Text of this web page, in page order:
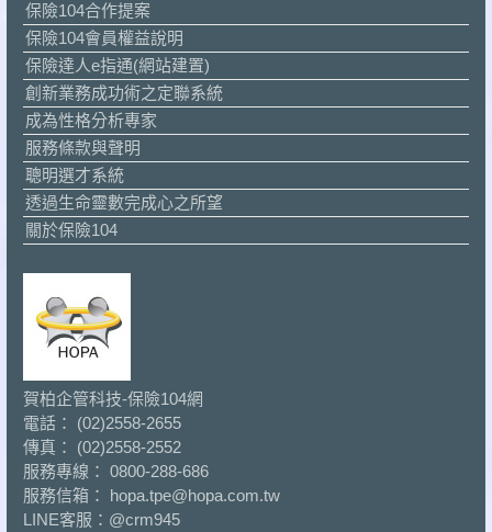
保險104合作提案
保險104會員權益說明
保險達人e指通(網站建置)
創新業務成功術之定聯系統
成為性格分析專家
服務條款與聲明
聰明選才系統
透過生命靈數完成心之所望
關於保險104
賀柏企管科技-保險104網
電話： (02)2558-2655
傳真： (02)2558-2552
服務專線： 0800-288-686
服務信箱： hopa.tpe@hopa.com.tw
LINE客服： @crm945